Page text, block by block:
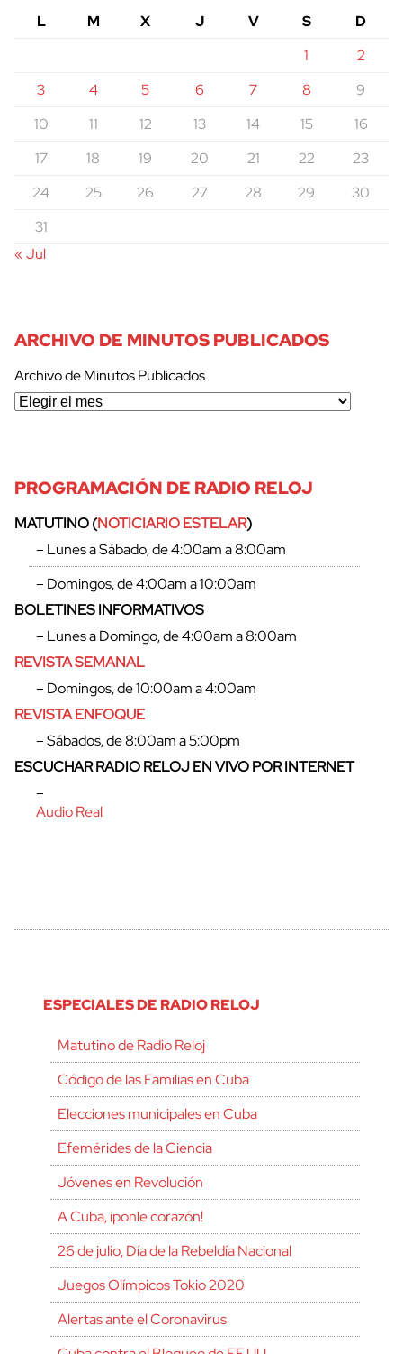
L M X J V S
D
1
2
3
4 5 6 7 8
9
10
11 12 13 14 15
16
17
18 19 20 21 22
23
24
25 26 27 28 29
30
31
« Jul
ARCHIVO DE MINUTOS PUBLICADOS
Archivo de Minutos Publicados
PROGRAMACIÓN DE RADIO RELOJ
MATUTINO (NOTICIARIO ESTELAR)
– Lunes a Sábado, de 4:00am a 8:00am
– Domingos, de 4:00am a 10:00am
BOLETINES INFORMATIVOS
– Lunes a Domingo, de 4:00am a 8:00am
REVISTA SEMANAL
– Domingos, de 10:00am a 4:00am
REVISTA ENFOQUE
– Sábados, de 8:00am a 5:00pm
ESCUCHAR RADIO RELOJ EN VIVO POR INTERNET
–
Audio Real
ESPECIALES DE RADIO RELOJ
Matutino de Radio Reloj
Código de las Familias en Cuba
Elecciones municipales en Cuba
Efemérides de la Ciencia
Jóvenes en Revolución
A Cuba, ¡ponle corazón!
26 de julio, Día de la Rebeldía Nacional
Juegos Olímpicos Tokio 2020
Alertas ante el Coronavirus